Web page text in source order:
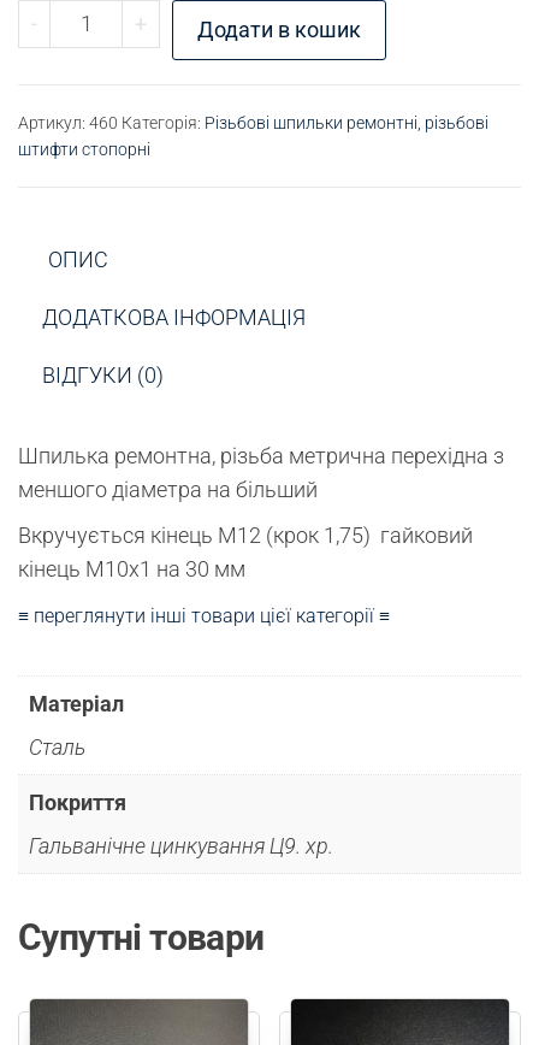
- Різьбова шпилька М10х1х30/М12 ремонтна
+ Додати в кошик
Артикул: 460 Категорія: Різьбові шпильки ремонтні, різьбові
штифти стопорні
ОПИС
ДОДАТКОВА ІНФОРМАЦІЯ
ВІДГУКИ (0)
Шпилька ремонтна, різьба метрична перехідна з
меншого діаметра на більший
Вкручується кінець М12 (крок 1,75) гайковий
кінець М10х1 на 30 мм
≡ переглянути інші товари цієї категорії ≡
Матеріал
Сталь
Покриття
Гальванічне цинкування Ц9. хр.
Супутні товари